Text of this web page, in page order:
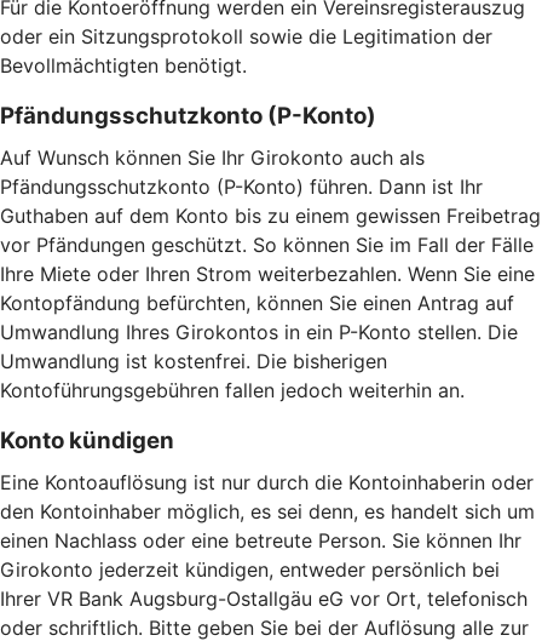
Für die Kontoeröffnung werden ein Vereinsregisterauszug
oder ein Sitzungsprotokoll sowie die Legitimation der
Bevollmächtigten benötigt.
Pfändungsschutzkonto (P-Konto)
Auf Wunsch können Sie Ihr Girokonto auch als
Pfändungsschutzkonto (P-Konto) führen. Dann ist Ihr
Guthaben auf dem Konto bis zu einem gewissen Freibetrag
vor Pfändungen geschützt. So können Sie im Fall der Fälle
Ihre Miete oder Ihren Strom weiterbezahlen. Wenn Sie eine
Kontopfändung befürchten, können Sie einen Antrag auf
Umwandlung Ihres Girokontos in ein P-Konto stellen. Die
Umwandlung ist kostenfrei. Die bisherigen
Kontoführungsgebühren fallen jedoch weiterhin an.
Konto kündigen
Eine Kontoauflösung ist nur durch die Kontoinhaberin oder
den Kontoinhaber möglich, es sei denn, es handelt sich um
einen Nachlass oder eine betreute Person. Sie können Ihr
Girokonto jederzeit kündigen, entweder persönlich bei
Ihrer VR Bank Augsburg-Ostallgäu eG vor Ort, telefonisch
oder schriftlich. Bitte geben Sie bei der Auflösung alle zur